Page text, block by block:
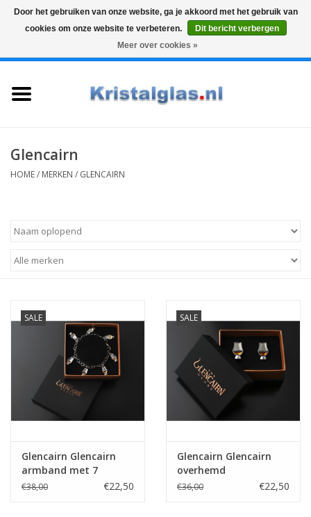
Graveren
Karaffen
Cadeaus
Glencairn
HOME/ MERKEN / GLENCAIRN
SALE
Glencairn Glencairn
armband met 7
hangertjes
€38,00 €22,50
SALE
Glencairn Glencairn
overhemd
manchetknopen set
€36,00 €22,50
Door het gebruiken van onze website, ga je akkoord met het gebruik van
cookies om onze website te verbeteren.
Dit bericht verbergen
Meer over cookies »